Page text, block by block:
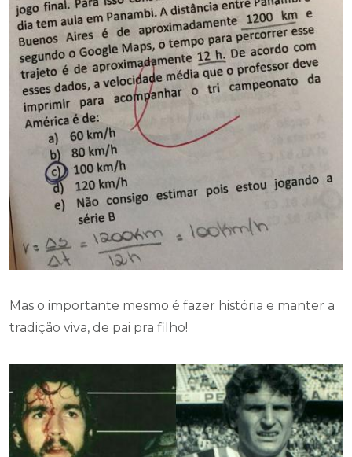
Mas o importante mesmo é fazer história e manter a
tradição viva, de pai pra filho!